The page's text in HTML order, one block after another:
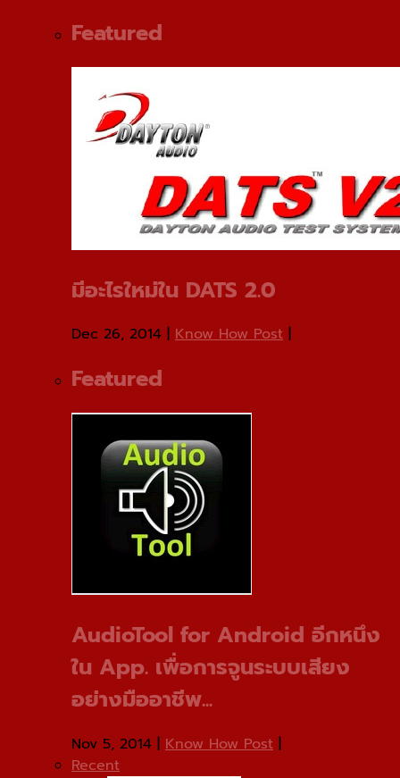
Featured
มีอะไรใหม่ใน DATS 2.0
Dec 26, 2014 Know How Post
Featured
AudioTool for Android อีกหนึง
ใน App. เพื่อการจูนระบบเสียง
อย่างมืออาชีพ...
Nov 5, 2014 | Know How Post |
Recent